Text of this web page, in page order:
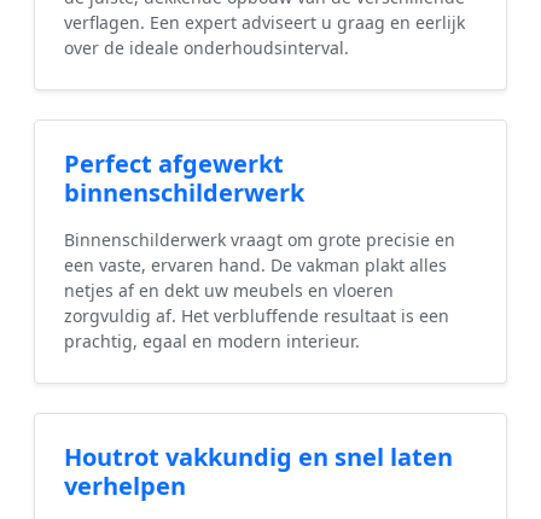
verflagen. Een expert adviseert u graag en eerlijk
over de ideale onderhoudsinterval.
Perfect afgewerkt
binnenschilderwerk
Binnenschilderwerk vraagt om grote precisie en
een vaste, ervaren hand. De vakman plakt alles
netjes af en dekt uw meubels en vloeren
zorgvuldig af. Het verbluffende resultaat is een
prachtig, egaal en modern interieur.
Houtrot vakkundig en snel laten
verhelpen